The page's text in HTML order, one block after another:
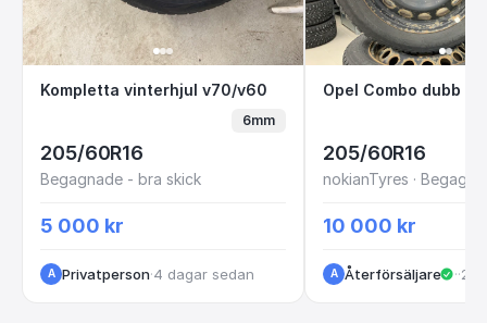
Kompletta vinterhjul v70/v60
Kompletta vinterhjul v70/v60
6mm
205/60R16
Begagnade - bra skick
5 000 kr
A Privatperson·4 dagar sedan
Opel Combo
205/60R16
10 000 kr
A Återförsäljare ··2